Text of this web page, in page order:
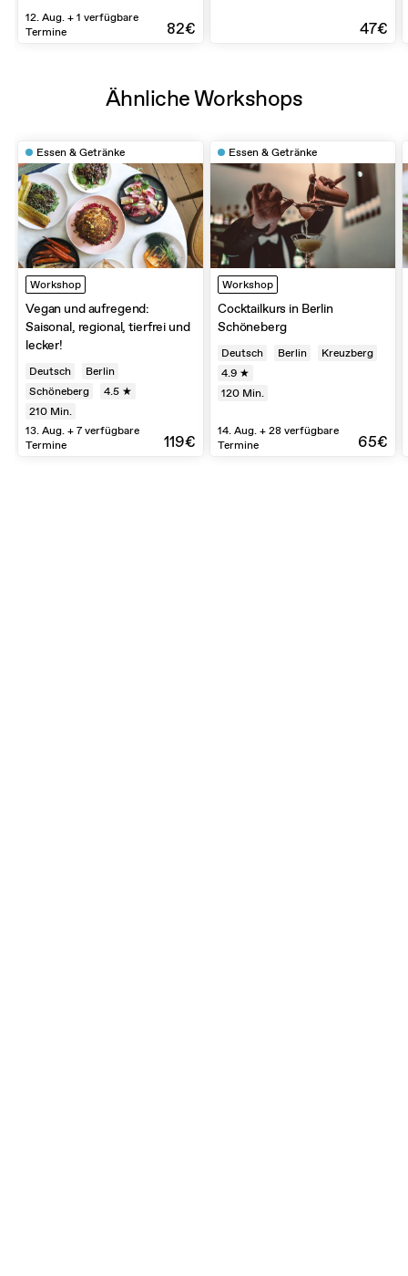
12. Aug. + 1 verfügbare
Termine
82€ 47€
Ähnliche Workshops
Essen & Getränke
Workshop
Vegan und aufregend:
Saisonal, regional, tierfrei und
lecker!
Deutsch
Berlin
Schöneberg
4.5 ★
210 Min.
13. Aug. + 7 verfügbare
Termine
119€
Essen & Getränke
Workshop
Cocktailkurs in Berlin
Schöneberg
Deutsch Berlin
Kreuzberg
4.9 ★
120 Min.
14. Aug. + 28 verfügbare
Termine
65€